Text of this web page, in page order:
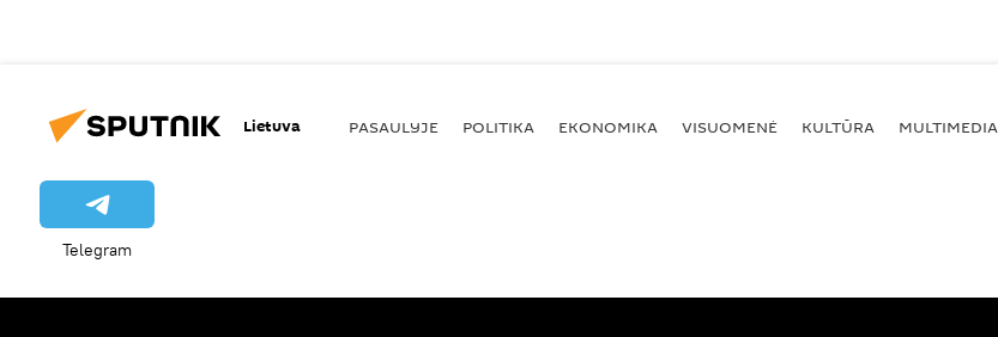
Lietuva PASAULYJE POLITIKA EKONOMIKA VISUOMENĖ KULTŪRA MULTIMEDIA
Telegram